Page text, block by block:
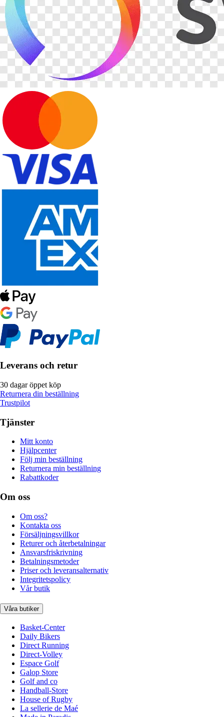
Leverans och retur
30 dagar öppet köp
Returnera din beställning
Trustpilot
Tjänster
Mitt konto
Hjälpcenter
Följ min beställning
Returnera min beställning
Rabattkoder
Om oss
Om oss?
Kontakta oss
Försäljningsvillkor
Returer och återbetalningar
Ansvarsfriskrivning
Betalningsmetoder
Priser och leveransalternativ
Integritetspolicy
Vår butik
Våra butiker
Basket-Center
Daily Bikers
Direct Running
Direct-Volley
Espace Golf
Galop Store
Golf and co
Handball-Store
House of Rugby
La sellerie de Maé